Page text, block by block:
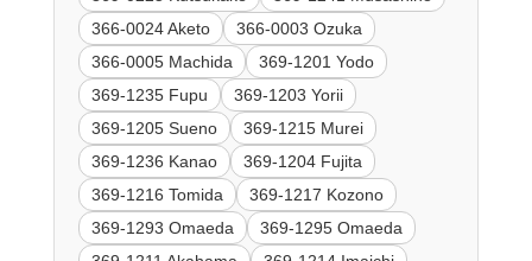
366-0024 Aketo
366-0003 Ozuka
366-0005 Machida
369-1201 Yodo
369-1235 Fupu
369-1203 Yorii
369-1205 Sueno
369-1215 Murei
369-1236 Kanao
369-1204 Fujita
369-1216 Tomida
369-1217 Kozono
369-1293 Omaeda
369-1295 Omaeda